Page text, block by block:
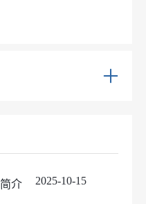
介 2025-10-15